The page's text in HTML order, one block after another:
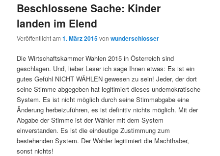
Beschlossene Sache: Kinder
landen im Elend
Veröffentlicht am1. März 2015vonwunderschlosser
Die Wirtschaftskammer Wahlen 2015 in Österreich sind
geschlagen. Und, lieber Leser ich sage Ihnen etwas: Es ist ein
gutes Gefühl NICHT WÄHLEN gewesen zu sein! Jeder, der dort
seine Stimme abgegeben hat legitimiert dieses undemokratische
System. Es ist nicht möglich durch seine Stimmabgabe eine
Änderung herbeizuführen, es ist definitiv nichts möglich. Mit der
Abgabe der Stimme ist der Wähler mit dem System
einverstanden. Es ist die eindeutige Zustimmung zum
bestehenden System. Der Wähler legitimiert die Machthaber,
sonst nichts!